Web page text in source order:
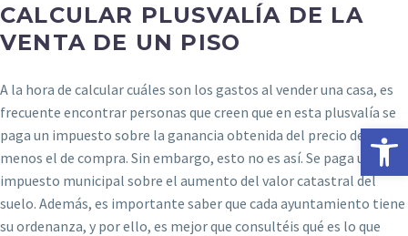
Abrir
CALCULAR PLUSVALÍA DE LA
VENTA DE UN PISO
A la hora de calcular cuáles son los gastos al vender una casa, es
frecuente encontrar personas que creen que en esta plusvalía se
paga un impuesto sobre la ganancia obtenida del precio de venta
menos el de compra. Sin embargo, esto no es así. Se paga un
impuesto municipal sobre el aumento del valor catastral del
suelo. Además, es importante saber que cada ayuntamiento tiene
su ordenanza, y por ello, es mejor que consultéis qué es lo que